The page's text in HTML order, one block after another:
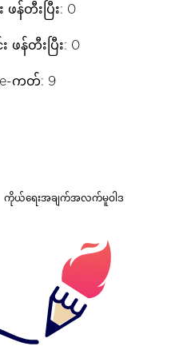
န်တီးပြီး: 0
ဖန်တီးပြီး: 0
e-ကတ်: 9
ကိုယ်ရေးအချက်အလက်မူဝါဒ